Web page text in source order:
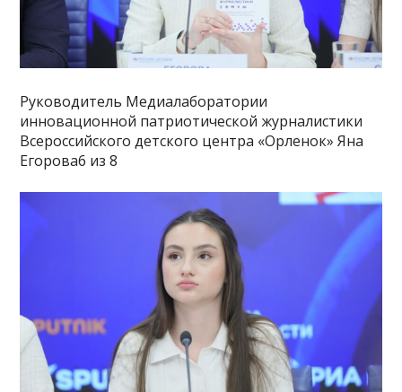
Руководитель Медиалаборатории
инновационной патриотической журналистики
Всероссийского детского центра «Орленок» Яна
Егорова6 из 8